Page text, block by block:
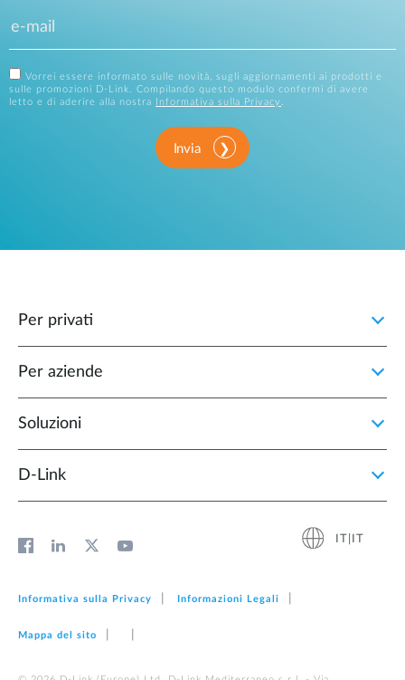
Vorrei essere informato sulle novità, sugli aggiornamenti ai prodotti e
sulle promozioni D-Link. Compilando questo modulo confermi di avere
letto e di aderire alla nostra
Informativa sulla Privacy .
Invia
Per privati
Per aziende
Soluzioni
D‑Link
Informativa sulla Privacy Informazioni Legali
Mappa del sito